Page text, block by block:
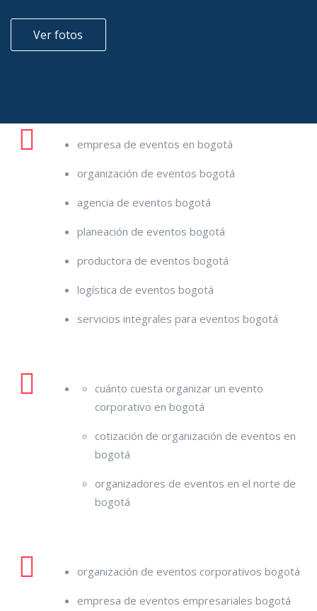
Ver fotos
empresa de eventos en bogotá
organización de eventos bogotá
agencia de eventos bogotá
planeación de eventos bogotá
productora de eventos bogotá
logística de eventos bogotá
servicios integrales para eventos bogotá
cuánto cuesta organizar un evento
corporativo en bogotá
cotización de organización de eventos en
bogotá
organizadores de eventos en el norte de
bogotá
organización de eventos corporativos bogotá
empresa de eventos empresariales bogotá